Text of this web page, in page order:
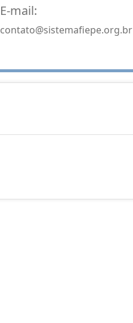
E-mail:
contato@sistemafiepe.org.br